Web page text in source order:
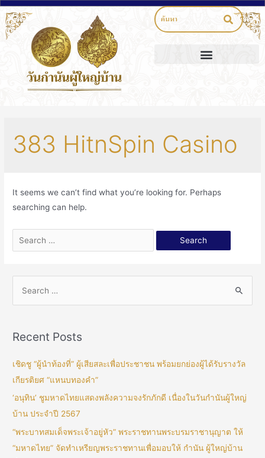
383 HitnSpin Casino
It seems we can’t find what you’re looking for. Perhaps
searching can help.
Recent Posts
เชิดชู “ผู้นำท้องที่” ผู้เสียสละเพื่อประชาชน พร้อมยกย่องผู้ได้รับรางวัล
เกียรติยศ “แหนบทองคำ”
‘อนุทิน’ ชูมหาดไทยแสดงพลังความจงรักภักดี เนื่องในวันกำนันผู้ใหญ่
บ้าน ประจำปี 2567
“พระบาทสมเด็จพระเจ้าอยู่หัว” พระราชทานพระบรมราชานุญาต ให้
“มหาดไทย” จัดทำเหรียญพระราชทานเพื่อมอบให้ กำนัน ผู้ใหญ่บ้าน